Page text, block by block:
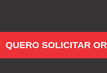
QUERO SOLICITAR